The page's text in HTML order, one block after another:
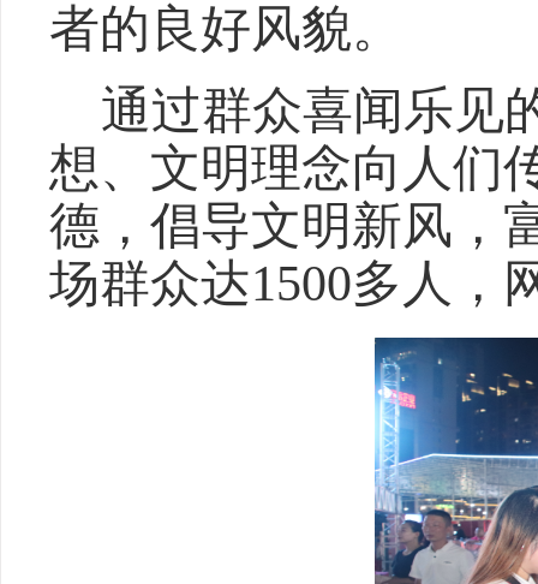
者的良好风貌。
通过群众喜闻乐见
想、 文明理念向人们
德，倡导文明新风 ，
场群众达1500多人，